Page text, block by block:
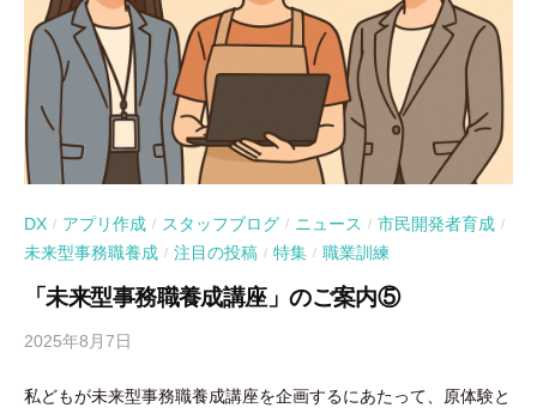
DX / アプリ作成 / スタッフブログ / ニュース / 市民開発者育成 /
未来型事務職養成 / 注目の投稿 / 特集 / 職業訓練
「未来型事務職養成講座」のご案内⑤
2025年8月7日
吉
私どもが未来型事務職養成講座を企画するにあたって、原体験と